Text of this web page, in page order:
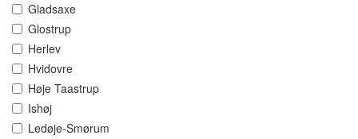
Gladsaxe
Glostrup
Herlev
Hvidovre
Høje Taastrup
Ishøj
Ledøje-Smørum